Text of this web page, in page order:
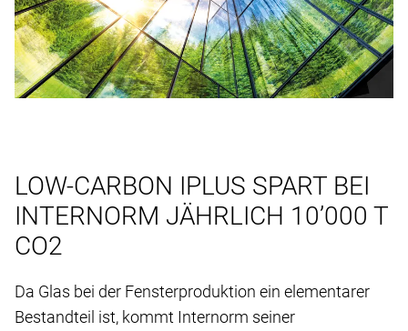
LOW-CARBON IPLUS SPART BEI
INTERNORM JÄHRLICH 10’000 T
CO2
Da Glas bei der Fensterproduktion ein elementarer
Bestandteil ist, kommt Internorm seiner